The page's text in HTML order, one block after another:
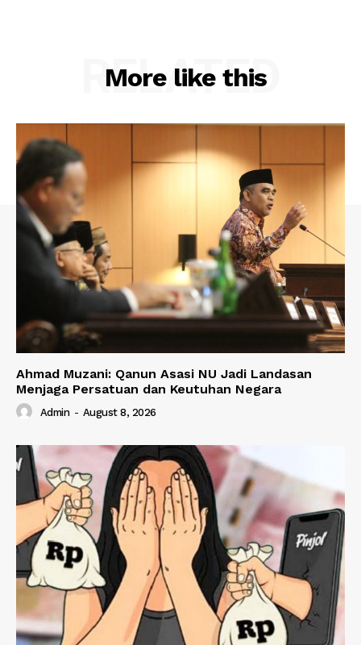
More like this
RELATED
Ahmad Muzani: Qanun Asasi NU Jadi Landasan
Menjaga Persatuan dan Keutuhan Negara
Admin - August 8, 2026